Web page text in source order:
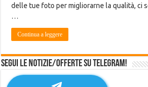
delle tue foto per migliorarne la qualità, ci
…
Continua a leggere
Segui le notizie/offerte su Telegram!